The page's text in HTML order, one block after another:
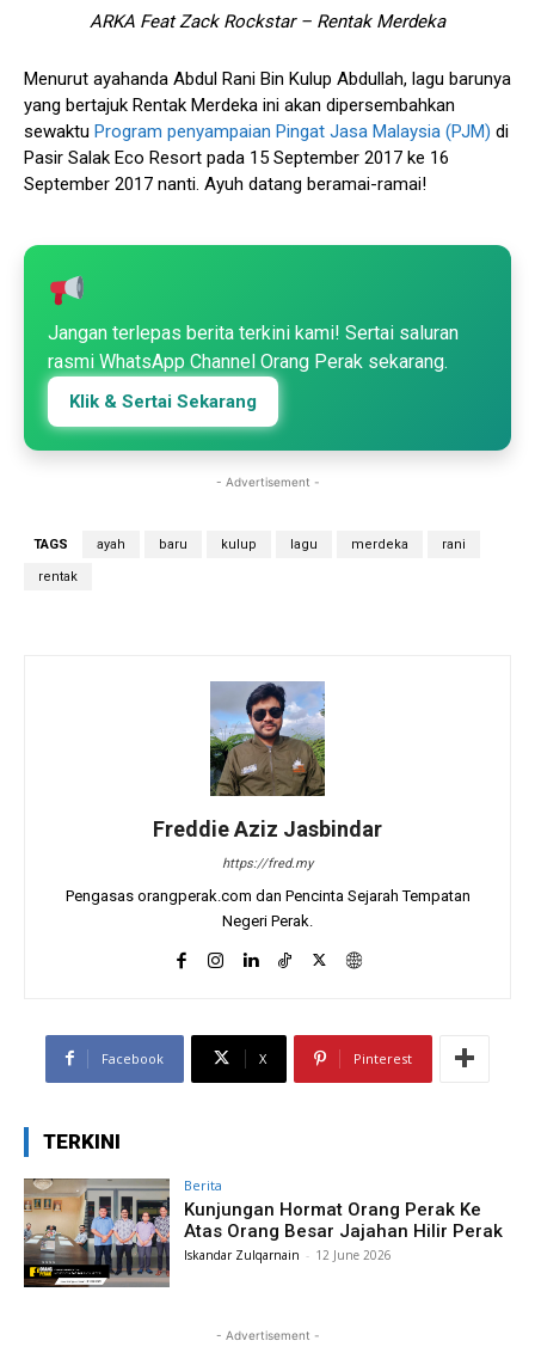
ARKA Feat Zack Rockstar – Rentak Merdeka
Menurut ayahanda Abdul Rani Bin Kulup Abdullah, lagu barunya
yang bertajuk Rentak Merdeka ini akan dipersembahkan
sewaktu Program penyampaian Pingat Jasa Malaysia (PJM) di
Pasir Salak Eco Resort pada 15 September 2017 ke 16
September 2017 nanti. Ayuh datang beramai-ramai!
Jangan terlepas berita terkini kami! Sertai saluran
rasmi WhatsApp Channel Orang Perak sekarang.
Klik & Sertai Sekarang
- Advertisement -
TAGS ayah baru kulup lagu merdeka rani
rentak
Freddie Aziz Jasbindar
https://fred.my
Pengasas orangperak.com dan Pencinta Sejarah Tempatan
Negeri Perak.
Facebook X Pinterest
TERKINI
Berita
Kunjungan Hormat Orang Perak Ke
Atas Orang Besar Jajahan Hilir Perak
Iskandar Zulqarnain - 12 June 2026
- Advertisement -